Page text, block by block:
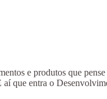
e produtos que
que entra o